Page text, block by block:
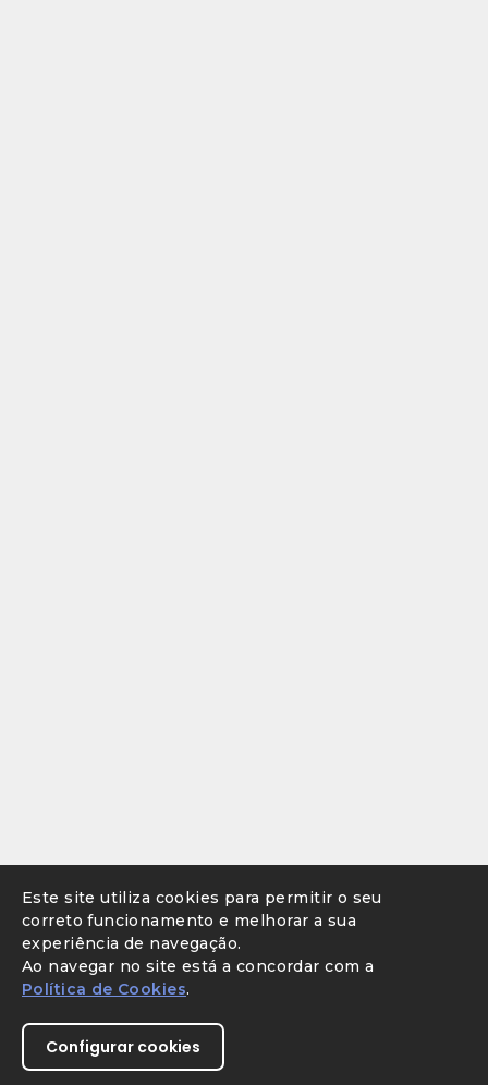
Este site utiliza cookies para permitir o seu
correto funcionamento e melhorar a sua
experiência de navegação.
Ao navegar no site está a concordar com a
Política de Cookies.
Configurar cookies